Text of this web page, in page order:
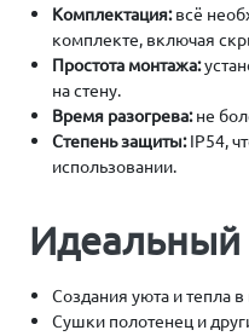
Комплектация:всё
комплекте, включая
Простота монтажа:
на стену.
Время разогрева:не
Степень защиты:IP54,
использовании.
Создания уюта и тепла
Сушки полотенец и